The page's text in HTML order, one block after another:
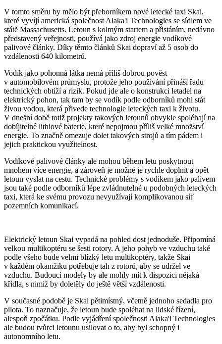
V tomto směru by mělo být přeborníkem nové letecké taxi Skai,
které vyvíjí americká společnost Alaka'i Technologies se sídlem ve
státě Massachusetts. Letoun s kolmým startem a přistáním, nedávno
představený veřejnosti, používá jako zdroj energie vodíkové
palivové články. Díky těmto článků Skai dopraví až 5 osob do
vzdálenosti 640 kilometrů.
Vodík jako pohonná látka nemá příliš dobrou pověst
v automobilovém průmyslu, protože jeho používání přináší řadu
technických obtíží a rizik. Pokud jde ale o konstrukci letadel na
elektrický pohon, tak tam by se vodík podle odborníků mohl stát
živou vodou, která přivede technologie leteckých taxi k životu.
V dnešní době totiž projekty takových letounů obvykle spoléhají na
dobíjitelné lithiové baterie, které nepojmou příliš velké množství
energie. To značně omezuje dolet takových strojů a tím pádem i
jejich praktickou využitelnost.
Vodíkové palivové články ale mohou během letu poskytnout
mnohem více energie, a zároveň je možné je rychle doplnit a opět
letoun vyslat na cestu. Technické problémy s vodíkem jako palivem
jsou také podle odborníků lépe zvládnutelné u podobných leteckých
taxi, která ke svému provozu nevyužívají komplikovanou síť
pozemních komunikací.
Elektrický letoun Skai vypadá na pohled dost jednoduše. Připomíná
velkou multikoptéru se šesti rotory. A jeho pohyb ve vzduchu také
podle všeho bude velmi blízký letu multikoptéry, takže Skai
v každém okamžiku potřebuje tah z rotorů, aby se udržel ve
vzduchu. Budoucí modely by ale mohly mít k dispozici nějaká
křídla, s nimiž by doletěly do ještě větší vzdálenosti.
V současné podobě je Skai pětimístný, včetně jednoho sedadla pro
pilota. To naznačuje, že letoun bude spoléhat na lidské řízení,
alespoň zpočátku. Podle vyjádření společnosti Alaka'i Technologies
ale budou tvůrci letounu usilovat o to, aby byl schopný i
autonomního letu.